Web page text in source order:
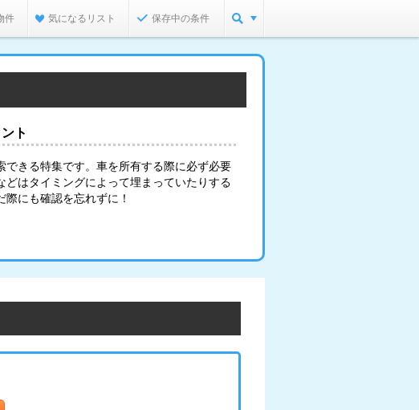
件 気になるリスト 保存中の条件
ト
きる特集です。車を所有する際に必ず必要
はタイミングによって埋まっていたりする
にも確認を忘れずに！